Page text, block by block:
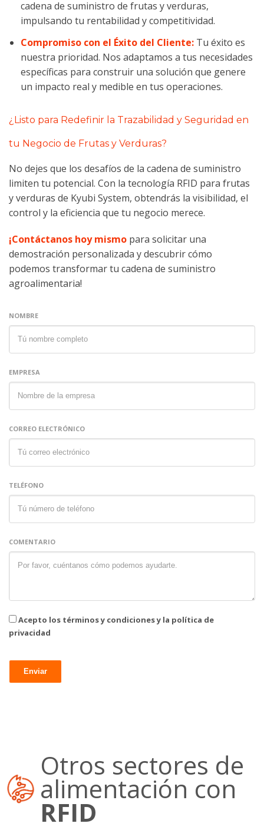
cadena de suministro de frutas y verduras,
impulsando tu rentabilidad y competitividad.
Compromiso con el Éxito del Cliente: Tu éxito es
nuestra prioridad. Nos adaptamos a tus necesidades
específicas para construir una solución que genere
un impacto real y medible en tus operaciones.
¿Listo para Redefinir la Trazabilidad y Seguridad en
tu Negocio de Frutas y Verduras?
No dejes que los desafíos de la cadena de suministro
limiten tu potencial. Con la tecnología RFID para frutas
y verduras de Kyubi System, obtendrás la visibilidad, el
control y la eficiencia que tu negocio merece.
¡Contáctanos hoy mismo para solicitar una
demostración personalizada y descubrir cómo
podemos transformar tu cadena de suministro
agroalimentaria!
NOMBRE
EMPRESA
CORREO ELECTRÓNICO
TELÉFONO
COMENTARIO
Acepto los términos y condiciones y la política de
privacidad
Otros sectores de
alimentación con
RFID